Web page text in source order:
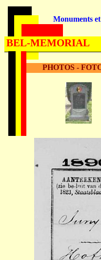
PHOTOS -
Monuments
BEL-MEMORIAL